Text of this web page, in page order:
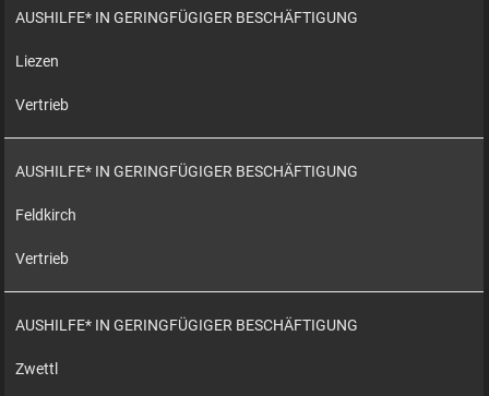
AUSHILFE* IN GERINGFÜGIGER BESCHÄFTIGUNG
Liezen
Vertrieb
AUSHILFE* IN GERINGFÜGIGER BESCHÄFTIGUNG
Feldkirch
Vertrieb
AUSHILFE* IN GERINGFÜGIGER BESCHÄFTIGUNG
Zwettl